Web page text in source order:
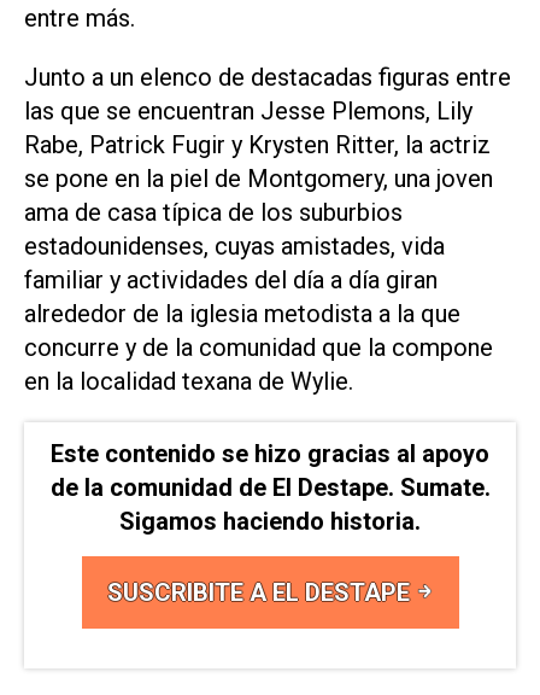
entre más.
Junto a un elenco de destacadas figuras entre
las que se encuentran Jesse Plemons, Lily
Rabe, Patrick Fugir y Krysten Ritter, la actriz
se pone en la piel de Montgomery, una joven
ama de casa típica de los suburbios
estadounidenses, cuyas amistades, vida
familiar y actividades del día a día giran
alrededor de la iglesia metodista a la que
concurre y de la comunidad que la compone
en la localidad texana de Wylie.
Este contenido se hizo gracias al apoyo
de la comunidad de El Destape. Sumate.
Sigamos haciendo historia.
SUSCRIBITE A EL DESTAPE